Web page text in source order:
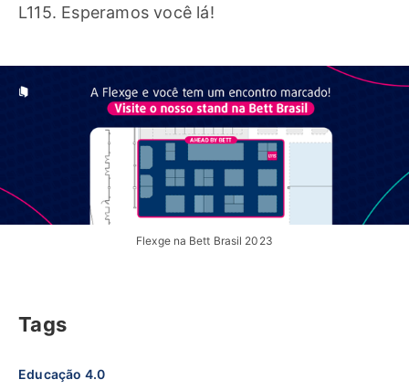
L115. Esperamos você lá!
Flexge na Bett Brasil 2023
Tags
Educação 4.0